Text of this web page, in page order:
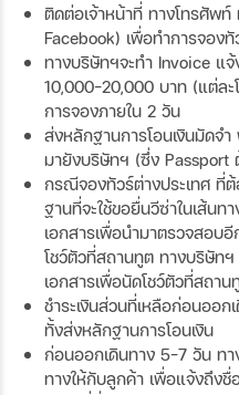
ติดต่อเจ้าหน้าที่ ทางโทรศัพท์
Facebook) เพื่อทำการจองทั
ทางบริษัทฯจะทำ Invoice แจ้
10,000-20,000 บาท (แต่ละ
การจองภายใน 2 วัน
ส่งหลักฐานการโอนเงินมัดจ
มายังบริษัทฯ (ซึ่ง Passport
กรณีจองทัวร์ต่างประเทศ ที่
ฐานที่จะใช้ขอยื่นวีซ่าในเส้น
เอกสารเพื่อนำมาตรวจสอบ
โชว์ตัวที่สถานทูต ทางบริษัทฯ
เอกสารเพื่อนัดโชว์ตัวที่สถาน
ชำระเงินส่วนที่เหลือก่อนอ
ทั้งส่งหลักฐานการโอนเงิน
ก่อนออกเดินทาง 5-7 วัน ทา
ทางให้กับลูกค้า เพื่อแจ้งถึงชื่